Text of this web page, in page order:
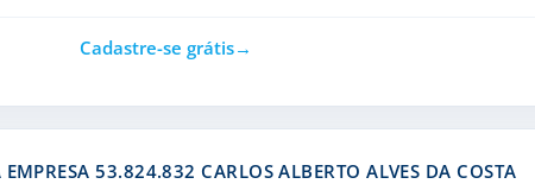
Cadastre-se grátis
53.824.832 CARLOS ALBERTO ALVES DA COSTA